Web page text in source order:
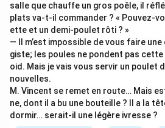
Step 3: Completing and
Les guides sont pleins de
Translation: The guides are full of
dedication.[cite: 1]
Download Solution
salle que chauffe un gros poêle, il
plats va-t-il commander ? « Pouvez-
ette et un demi-poulet rôti ? »
— Il m’est impossible de vous faire
giste; les poules ne pondent pas
oid. Mais je vais vous servir un poulet
nouvelles.
M. Vincent se remet en route… Mais
ne, dont il a bu une bouteille ? Il a la
dormir… serait-il une légère ivresse ?